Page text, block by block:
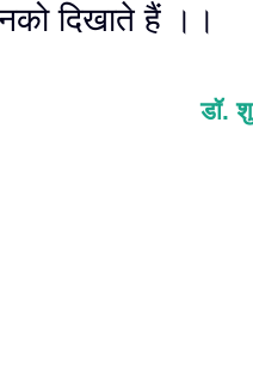
दिखाते हैं ।।
डॉ.